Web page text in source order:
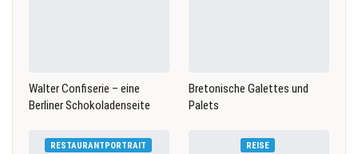
Walter Confiserie – eine
Berliner Schokoladenseite
Bretonische Galettes und
Palets
RESTAURANTPORTRAIT REISE